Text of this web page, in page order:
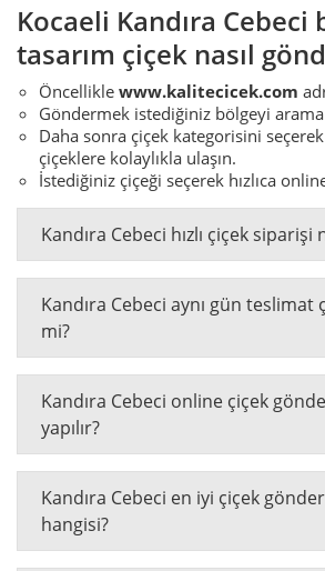
Kocaeli Kandıra Cebeci
tasarım çiçek nasıl
Öncellikle www.kalitecicek.com
Göndermek istediğiniz bölgeyi
Daha sonra çiçek kategorisini
çiçeklere kolaylıkla ulaşın.
İstediğiniz çiçeği seçerek hızlıca
Kandıra Cebeci hızlı çiçek siparişi
Kandıra Cebeci aynı gün
mi?
Kandıra Cebeci online çiçek
yapılır?
Kandıra Cebeci en iyi çiçek
hangisi?